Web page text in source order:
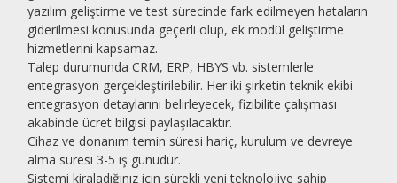
yazılım geliştirme ve test sürecinde fark edilmeyen hataların
giderilmesi konusunda geçerli olup, ek modül geliştirme
hizmetlerini kapsamaz.
Talep durumunda CRM, ERP, HBYS vb. sistemlerle
entegrasyon gerçekleştirilebilir. Her iki şirketin teknik ekibi
entegrasyon detaylarını belirleyecek, fizibilite çalışması
akabinde ücret bilgisi paylaşılacaktır.
Cihaz ve donanım temin süresi hariç, kurulum ve devreye
alma süresi 3-5 iş günüdür.
Sistemi kiraladığınız için sürekli yeni teknolojiye sahip